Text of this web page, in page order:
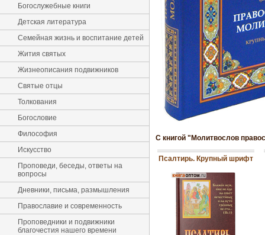
Богослужебные книги
Детская литература
Семейная жизнь и воспитание детей
Жития святых
Жизнеописания подвижников
Святые отцы
Толкования
Богословие
Философия
Искусство
Проповеди, беседы, ответы на
вопросы
Дневники, письма, размышления
Православие и современность
Проповедники и подвижники
благочестия нашего времени
С книгой "Молитвослов
Псалтирь. Крупный шрифт